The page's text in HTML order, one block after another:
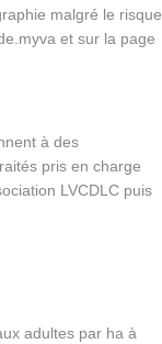
malgré le risque
et sur la page
à des
pris en charge
LVCDLC puis
adultes par ha à